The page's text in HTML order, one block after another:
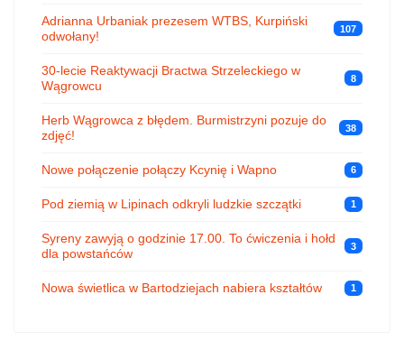
Adrianna Urbaniak prezesem WTBS, Kurpiński
odwołany!
107
30-lecie Reaktywacji Bractwa Strzeleckiego w
Wągrowcu
8
Herb Wągrowca z błędem. Burmistrzyni pozuje do
zdjęć!
38
Nowe połączenie połączy Kcynię i Wapno 6
Pod ziemią w Lipinach odkryli ludzkie szczątki 1
Syreny zawyją o godzinie 17.00. To ćwiczenia i hołd
dla powstańców
3
Nowa świetlica w Bartodziejach nabiera kształtów 1